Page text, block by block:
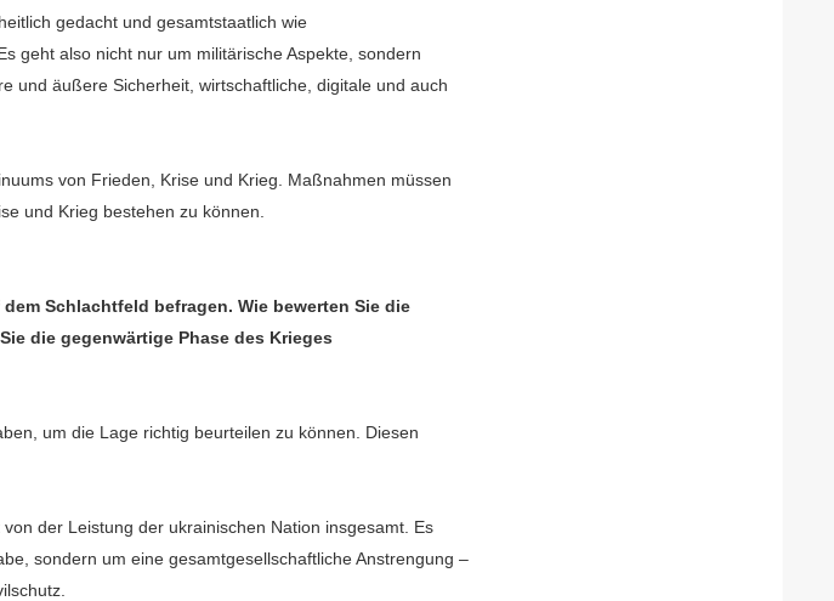
gedacht und gesamtstaatlich wie
geht also nicht nur um militärische Aspekte, sondern
und äußere Sicherheit, wirtschaftliche, digitale und auch
von Frieden, Krise und Krieg. Maßnahmen müssen
und Krieg bestehen zu können.
Schlachtfeld befragen. Wie bewerten Sie die
die gegenwärtige Phase des Krieges
um die Lage richtig beurteilen zu können. Diesen
der Leistung der ukrainischen Nation insgesamt. Es
sondern um eine gesamtgesellschaftliche Anstrengung –